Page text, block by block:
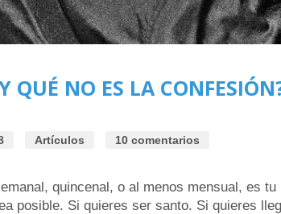
QUÉ NO ES LA
Artículos 10 comentarios
quincenal, o al menos mensual, es
posible. Si quieres ser santo. Si quieres